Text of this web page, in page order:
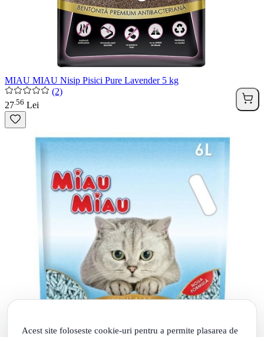
Acest site foloseste cookie-uri pentru a permite plasarea de
MIAU MIAU Nisip Pisici Pure Lavender 5 kg
(2)
27 56 Lei